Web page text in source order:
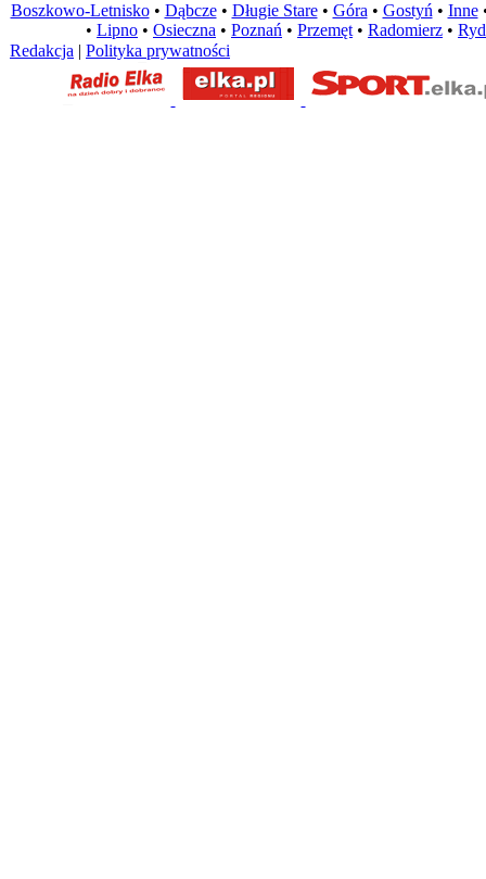
Boszkowo-Letnisko• Dąbcze• Długie Stare• Góra • Gostyń • Inne
• Lipno • Osieczna • Poznań • Przemęt • Radomierz •
Redakcja | Polityka prywatności